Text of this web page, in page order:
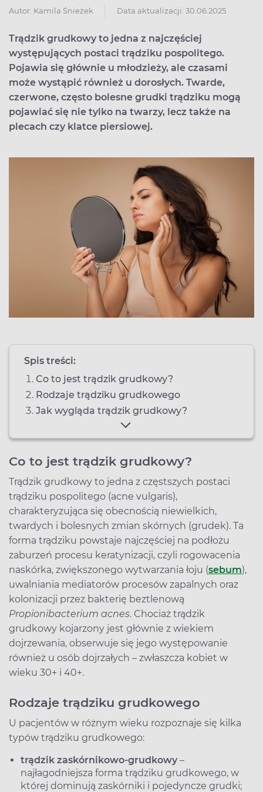
Autor: Kamila Śnieżek Data aktualizacji: 30.06.2025
Trądzik grudkowy to jedna z najczęściej
występujących postaci trądziku pospolitego.
Pojawia się głównie u młodzieży, ale czasami
może wystąpić również u dorosłych. Twarde,
czerwone, często bolesne grudki trądziku mogą
pojawiać się nie tylko na twarzy, lecz także na
plecach czy klatce piersiowej.
Spis treści:
Co to jest trądzik grudkowy?
Rodzaje trądziku grudkowego
Jak wygląda trądzik grudkowy?
Co to jest trądzik grudkowy?
Trądzik grudkowy to jedna z częstszych postaci
trądziku pospolitego (acne vulgaris),
charakteryzująca się obecnością niewielkich,
twardych i bolesnych zmian skórnych (grudek). Ta
forma trądziku powstaje najczęściej na podłożu
zaburzeń procesu keratynizacji, czyli rogowacenia
naskórka, zwiększonego wytwarzania łoju (sebum),
uwalniania mediatorów procesów zapalnych oraz
kolonizacji przez bakterię beztlenową
Propionibacterium acnes. Chociaż trądzik
grudkowy kojarzony jest głównie z wiekiem
dojrzewania, obserwuje się jego występowanie
również u osób dojrzałych – zwłaszcza kobiet w
wieku 30+ i 40+.
Rodzaje trądziku grudkowego
U pacjentów w różnym wieku rozpoznaje się kilka
typów trądziku grudkowego:
trądzik zaskórnikowo-grudkowy –
najłagodniejsza forma trądziku grudkowego, w
której dominują zaskórniki i pojedyncze grudki;